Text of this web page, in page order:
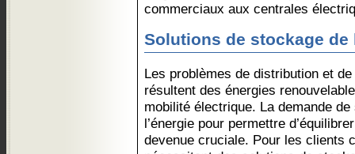
commerciaux aux centrales
Solutions de stockage de
Les problèmes de distribution et
résultent des énergies
mobilité électrique. La demande
l’énergie pour permettre
devenue cruciale. Pour les clients